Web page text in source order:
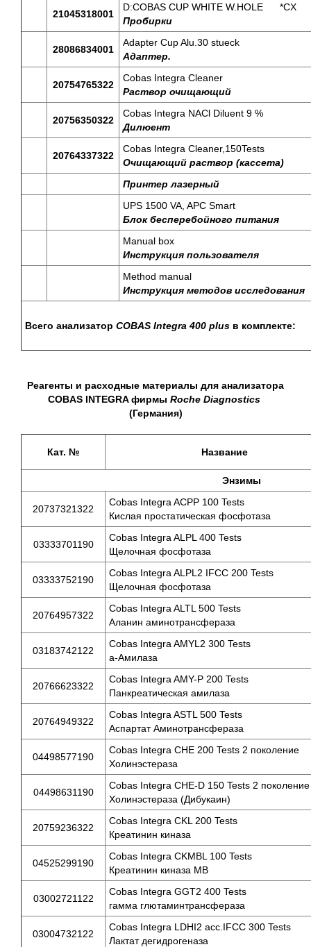
21045318001
D:COBAS CUP WHITE W.HOLE *CX
Пробирки
28086834001
Adapter Cup Alu.30 stueck
Адаптер.
20754765322
Cobas Integra Cleaner
Раствор очищающий
20756350322
Cobas Integra NACl Diluent 9 %
Дилюент
20764337322
Cobas Integra Cleaner,150Tests
Очищающий раствор (кассета)
Принтер лазерный
UPS 1500 VA, APC Smart
Блок бесперебойного питания
Manual box
Инструкция пользователя
Method manual
Инструкция методов исследования
Всего анализатор COBAS Integra 400 plus в комплекте:
Реагенты и расходные материалы для анализатора
COBAS INTEGRAфирмы Roche Diagnostics
(Германия)
Кат. № Название
Энзимы
20737321322
Cobas Integra ACPP 100 Tests
Кислая простатическая фосфотаза
03333701190
Cobas Integra ALPL 400 Tests
Щелочная фосфотаза
03333752190
Cobas Integra ALPL2 IFCC 200 Tests
Щелочная фосфотаза
20764957322
Cobas Integra ALTL 500 Tests
Аланин аминотрансфераза
03183742122
Cobas Integra AMYL2 300 Tests
а-Амилаза
20766623322
Cobas Integra AMY-P 200 Tests
Панкреатическая амилаза
20764949322
Cobas Integra ASTL 500 Tests
Аспартат Аминотрансфераза
04498577190
Cobas Integra CHE 200 Tests 2 поколение
Холинэстераза
04498631190
Cobas Integra CHE-D 150 Tests 2 поколение
Холинэстераза (Дибукаин)
20759236322
Cobas Integra CKL 200 Tests
Креатинин киназа
04525299190
Cobas Integra CKMBL 100 Tests
Креатинин киназа МВ
03002721122
Cobas Integra GGT2 400 Tests
гамма глютаминтрансфераза
03004732122
Cobas Integra LDHI2 acc.IFCC 300 Tests
Лактат дегидрогеназа